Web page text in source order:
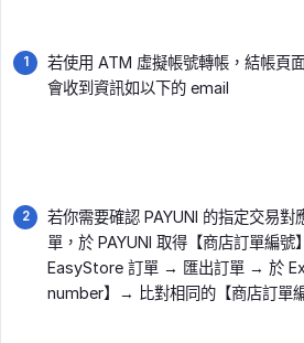
若使用 ATM 虛擬帳號轉帳，結帳頁
會收到資訊如以下的 email
若你需要確認 PAYUNI 的指定交易
單，於 PAYUNI 取得【商店訂單編
EasyStore 訂單 → 匯出訂單 → 於
number】→ 比對相同的【商店訂單